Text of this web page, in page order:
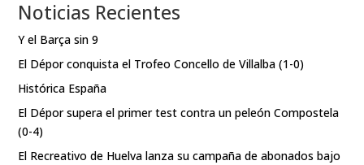
Noticias Recientes
Y el Barça sin 9
El Dépor conquista el Trofeo Concello de Villalba (1-0)
Histórica España
El Dépor supera el primer test contra un peleón Compostela
(0-4)
El Recreativo de Huelva lanza su campaña de abonados bajo